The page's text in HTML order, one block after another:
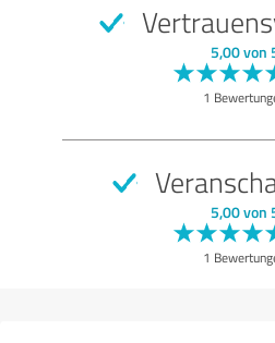
5,00 von
1
5,00 von
1